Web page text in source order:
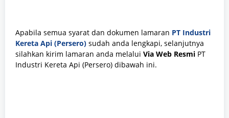
Apabila semua syarat dan dokumen lamaran PT Industri
Kereta Api (Persero) sudah anda lengkapi, selanjutnya
silahkan kirim lamaran anda melalui Via Web Resmi PT
Industri Kereta Api (Persero) dibawah ini.